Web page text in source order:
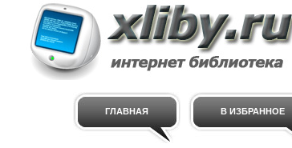
ГЛАВНАЯ В ИЗБРАННОЕ